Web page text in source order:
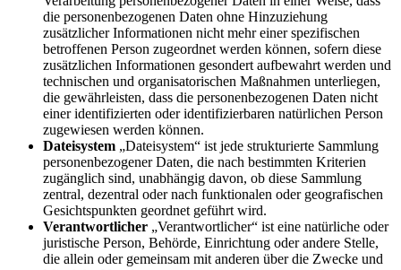
die personenbezogenen Daten ohne Hinzuziehung
zusätzlicher Informationen nicht mehr einer spezifischen
betroffenen Person zugeordnet werden können, sofern diese
zusätzlichen Informationen gesondert aufbewahrt werden und
technischen und organisatorischen Maßnahmen unterliegen,
die gewährleisten, dass die personenbezogenen Daten nicht
einer identifizierten oder identifizierbaren natürlichen Person
zugewiesen werden können.
Dateisystem „Dateisystem“ ist jede strukturierte Sammlung
personenbezogener Daten, die nach bestimmten Kriterien
zugänglich sind, unabhängig davon, ob diese Sammlung
zentral, dezentral oder nach funktionalen oder geografischen
Gesichtspunkten geordnet geführt wird.
Verantwortlicher „Verantwortlicher“ ist eine natürliche oder
juristische Person, Behörde, Einrichtung oder andere Stelle,
die allein oder gemeinsam mit anderen über die Zwecke und